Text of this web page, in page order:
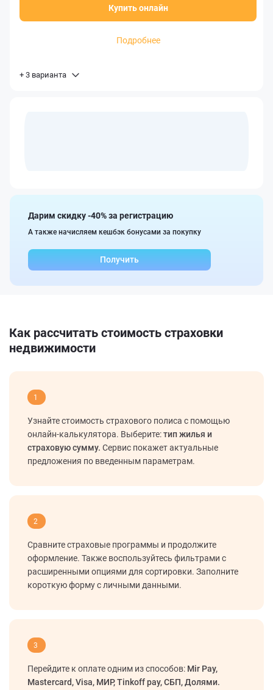
Купить онлайн
Подробнее
+ 3 варианта
Дарим скидку -40% за регистрацию
А также начисляем кешбэк бонусами за покупку
Получить
Как рассчитать стоимость страховки
недвижимости
1
Узнайте стоимость страхового полиса с помощью
онлайн-калькулятора. Выберите:тип жилья и
страховую сумму. Сервис покажет актуальные
предложения по введенным параметрам.
2
Сравните страховые программы и продолжите
оформление. Также воспользуйтесь фильтрами с
расширенными опциями для сортировки. Заполните
короткую форму с личными данными.
3
Перейдите к оплате одним из способов: Mir Pay,
Mastercard, Visa, МИР, Tinkoff pay, СБП, Долями.